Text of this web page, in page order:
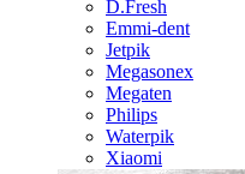
D.Fresh
Emmi-dent
Jetpik
Megasonex
Megaten
Philips
Waterpik
Xiaomi